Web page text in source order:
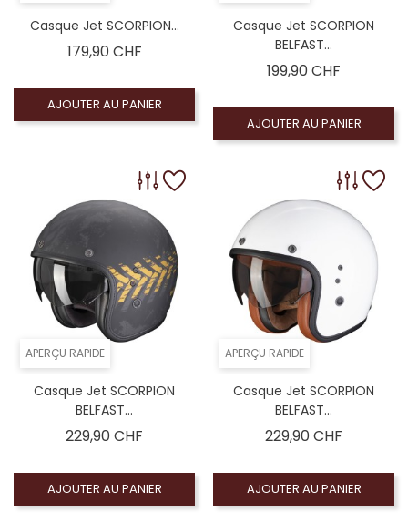
Casque Jet SCORPION...
179,90 CHFPrix
AJOUTER AU PANIER
Casque Jet SCORPION
BELFAST...
199,90 CHF
AJOUTER AU PANIER
APERÇU RAPIDE
Casque Jet SCORPION
BELFAST...
229,90 CHF
AJOUTER AU PANIER
APERÇU RAPIDE
Casque Jet SCORPION
BELFAST...
229,90 CHF
AJOUTER AU PANIER